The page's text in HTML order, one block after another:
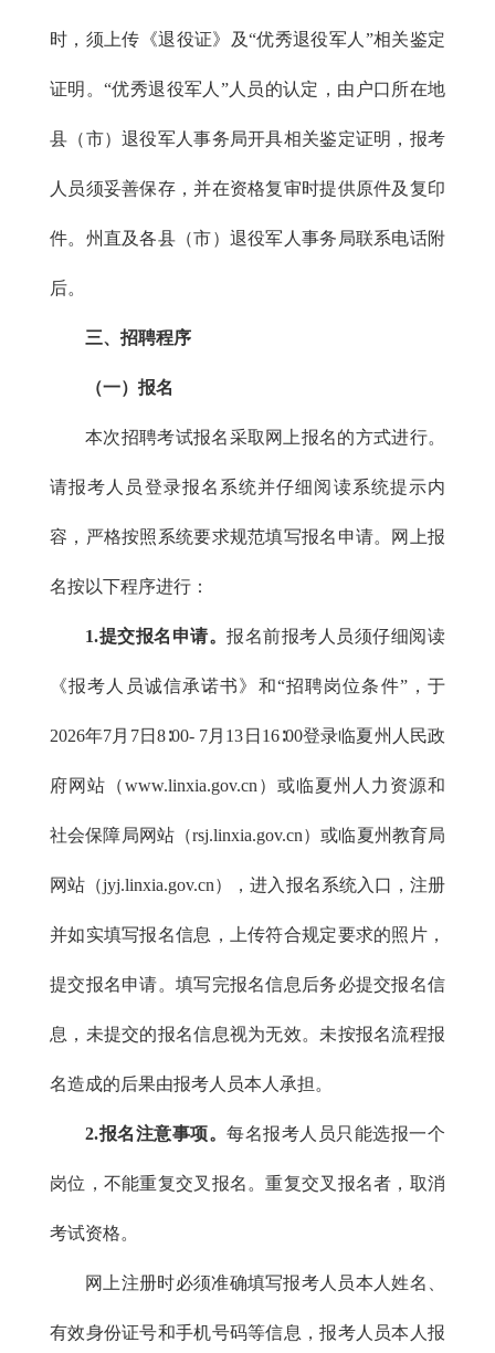
时，须上传《退役证》及“优秀退役军人”相关鉴定
证明。“优秀退役军人”人员的认定，由户口所在地
县（市）退役军人事务局开具相关鉴定证明，报考
人员须妥善保存，并在资格复审时提供原件及复印
件。州直及各县（市）退役军人事务局联系电话附
后。
三、招聘程序
（一）报名
本次招聘考试报名采取网上报名的方式进行。
请报考人员登录报名系统并仔细阅读系统提示内
容，严格按照系统要求规范填写报名申请。网上报
名按以下程序进行：
1.提交报名申请。报名前报考人员须仔细阅读
《报考人员诚信承诺书》和“招聘岗位条件”，于
2026年7月7日8∶00- 7月13日16∶00登录临夏州人民政
府网站（www.linxia.gov.cn）或临夏州人力资源和
社会保障局网站（rsj.linxia.gov.cn）或临夏州教育局
网站（jyj.linxia.gov.cn），进入报名系统入口，注册
并如实填写报名信息，上传符合规定要求的照片，
提交报名申请。填写完报名信息后务必提交报名信
息，未提交的报名信息视为无效。未按报名流程报
名造成的后果由报考人员本人承担。
2.报名注意事项。每名报考人员只能选报一个
岗位，不能重复交叉报名。重复交叉报名者，取消
考试资格。
网上注册时必须准确填写报考人员本人姓名、
有效身份证号和手机号码等信息，报考人员本人报